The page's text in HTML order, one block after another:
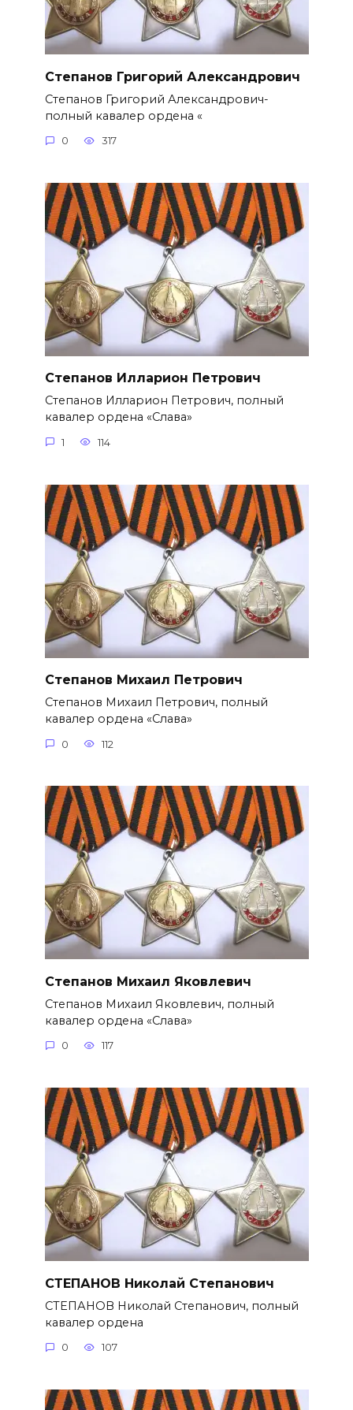
Степанов Григорий Александро­вич
Степанов Григорий Александро­вич-
полный кавалер ордена «
0 317
Степанов Илларион Петрович
Степанов Илларион Петрович, полный
кавалер ордена «Слава»
1 114
Степанов Михаил Петрович
Степанов Михаил Петрович, полный
кавалер ордена «Слава»
0 112
Степанов Михаил Яковлевич
Степанов Михаил Яковлевич, полный
кавалер ордена «Слава»
0 117
СТЕПАНОВ Николай Степанович
СТЕПАНОВ Николай Степанович, полный
кавалер ордена
0 107